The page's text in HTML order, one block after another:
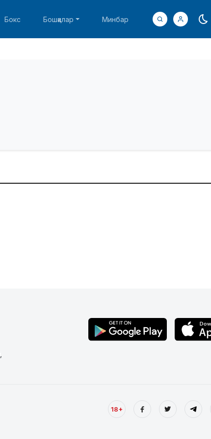
Бокс Бошқалар Минбар
18+